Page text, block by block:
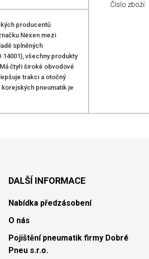
producentů
Nexen mezi
splněných
14001), všechny produkty
čtyři široké obvodové
trakci a otočný
pneumatik je
Číslo zboží:
DALŠÍ INFORMACE
Nabídka předzásobení
O nás
Pojištění pneumatik firmy Dobré
Pneu s.r.o.